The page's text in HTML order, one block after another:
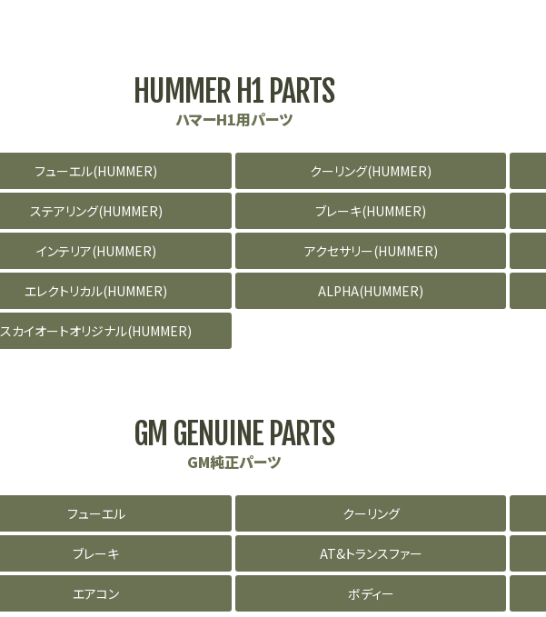
HUMMER H1 PARTS
ハマーH1用パーツ
フューエル(HUMMER) クーリング(HUMMER)
ステアリング(HUMMER) ブレーキ(HUMMER)
インテリア(HUMMER) アクセサリー(HUMMER)
エレクトリカル(HUMMER) ALPHA(HUMMER)
スカイオートオリジナル(HUMMER)
GM GENUINE PARTS
GM純正パーツ
フューエル クーリング
ブレーキ AT&トランスファー
エアコン ボディー